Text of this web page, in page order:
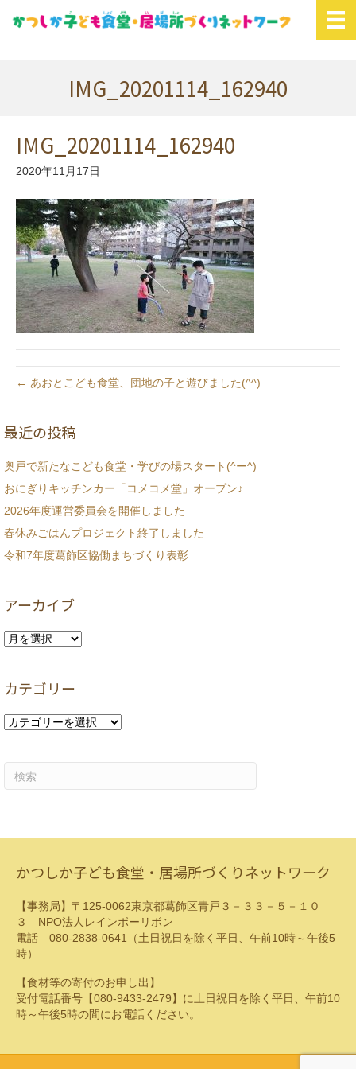
IMG_20201114_162940
IMG_20201114_162940
2020年11月17日
← あおとこども食堂、団地の子と遊びました(^^)
最近の投稿
奥戸で新たなこども食堂・学びの場スタート(^ー^)
おにぎりキッチンカー「コメコメ堂」オープン♪
2026年度運営委員会を開催しました
春休みごはんプロジェクト終了しました
令和7年度葛飾区協働まちづくり表彰
アーカイブ
ア
イ
カテゴリー
カ
かつしか子ども食堂・居場所づくりネットワーク
【事務局】〒125-0062東京都葛飾区青戸３－３３－５－１０
３ NPO法人レインボーリボン
電話 080-2838-0641（土日祝日を除く平日、午前10時～午後5
時）
【食材等の寄付のお申し出】
受付電話番号【080-9433-2479】に土日祝日を除く平日、午前10
時～午後5時の間にお電話ください。